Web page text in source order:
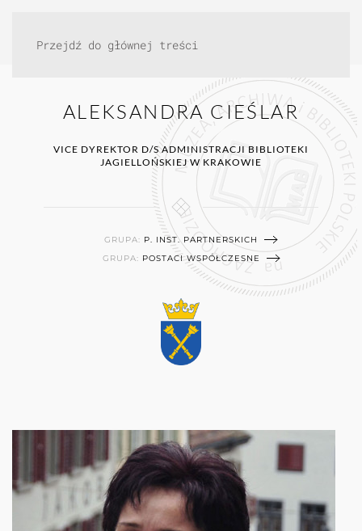
Przejdź do głównej treści
ALEKSANDRA CIEŚLAR
VICE DYREKTOR D/S ADMINISTRACJI BIBLIOTEKI
JAGIELLOŃSKIEJ W KRAKOWIE
GRUPA: P. INST. PARTNERSKICH
GRUPA: POSTACI WSPÓŁCZESNE